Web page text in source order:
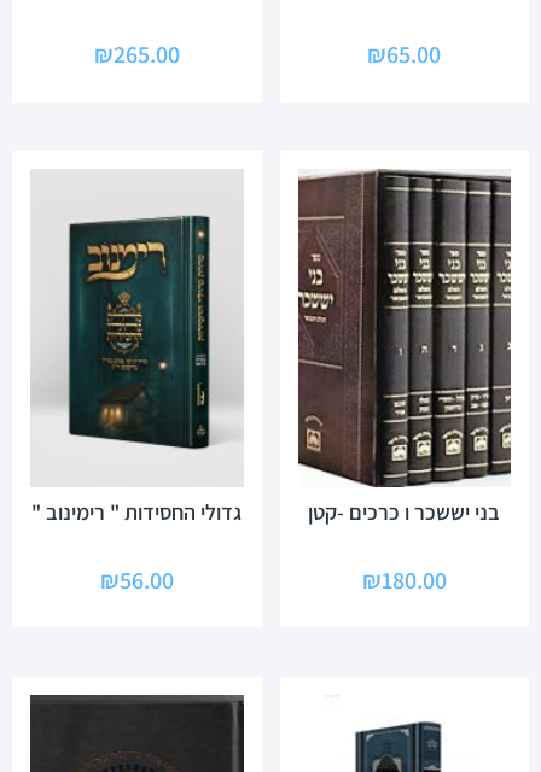
₪65.00
₪265.00
בני יששכר ו כרכים -קטן
₪180.00
גדולי החסידות " רימינוב "
₪56.00